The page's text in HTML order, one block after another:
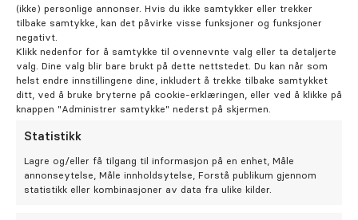
(ikke) personlige annonser. Hvis du ikke samtykker eller trekker
tilbake samtykke, kan det påvirke visse funksjoner og funksjoner
negativt.
Klikk nedenfor for å samtykke til ovennevnte valg eller ta detaljerte
valg. Dine valg blir bare brukt på dette nettstedet. Du kan når som
helst endre innstillingene dine, inkludert å trekke tilbake samtykket
ditt, ved å bruke bryterne på cookie-erklæringen, eller ved å klikke på
knappen "Administrer samtykke" nederst på skjermen.
Statistikk
Lagre og/eller få tilgang til informasjon på en enhet, Måle
annonseytelse, Måle innholdsytelse, Forstå publikum gjennom
statistikk eller kombinasjoner av data fra ulike kilder.
Selge tannlegepraksis?
Kontakt oss
Karriere
Bestill time
Sammendraget er skrevet basert på tilbakemeldinger
våre pasienter har lagt igjen om Modassar på
Legelisten.
Hvorfor valgte du å spesialisere deg i oralkirurgi?
behandlingstenkning. Faget lar meg hjelpe pasienter
med alt fra akutte problemstillinger til mer avansert